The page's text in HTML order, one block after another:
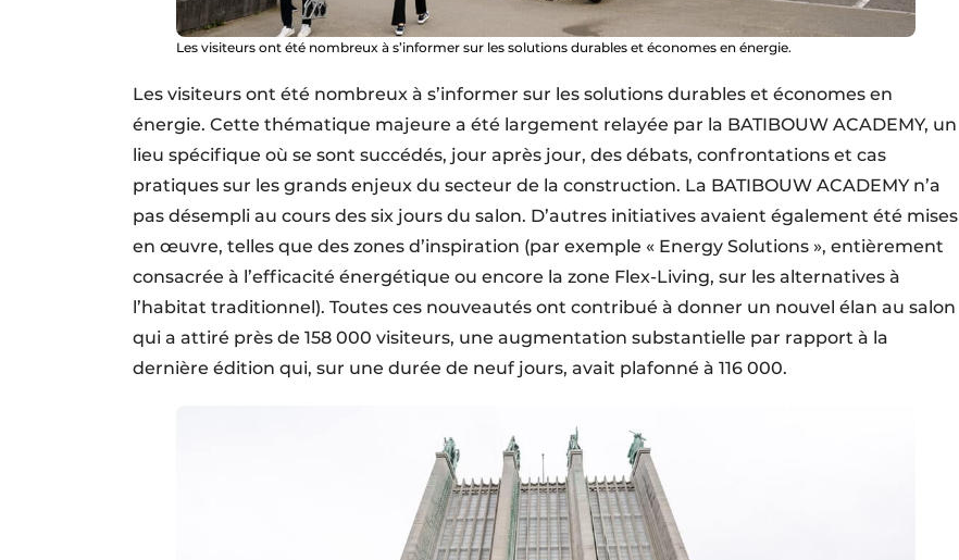
Les visiteurs ont été nombreux à s’informer sur les solutions durables et économes en énergie.
Les visiteurs ont été nombreux à s’informer sur les solutions durables et économes en
énergie. Cette thématique majeure a été largement relayée par la BATIBOUW ACADEMY, un
lieu spécifique où se sont succédés, jour après jour, des débats, confrontations et cas
pratiques sur les grands enjeux du secteur de la construction. La BATIBOUW ­ACADEMY n’a
pas désempli au cours des six jours du salon. D’autres initiatives avaient également été mises
en œuvre, telles que des zones d’inspiration (par exemple « Energy Solutions », entièrement
consacrée à l’efficacité énergétique ou encore la zone Flex-Living, sur les alternatives à
l’habitat traditionnel). Toutes ces nouveautés ont contribué à donner un nouvel élan au salon
qui a attiré près de 158 000 visiteurs, une augmentation substantielle par rapport à la
dernière édition qui, sur une durée de neuf jours, avait plafonné à 116 000.